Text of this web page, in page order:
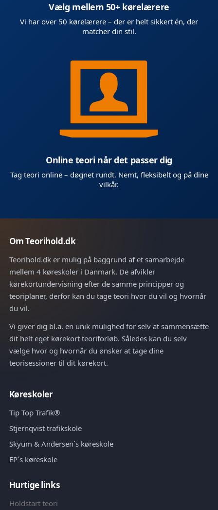
Vælg mellem 50+ kørelærere
Vi har over 50 kørelærere – der er helt sikkert én, der
matcher din stil.
Online teori når det passer dig
Tag teori online – døgnet rundt. Nemt, fleksibelt og på dine
vilkår.
Om Teorihold.dk
Teorihold.dk er mulig på baggrund af et samarbejde
mellem 4 køreskoler i Danmark. De afvikler
kørekortundervisning efter de samme principper og
teoriplaner, derfor kan du tage teori hvor du vil og hvornår
du vil.
Vi giver dig bl.a. en unik mulighed for selv at sammensætte
dit helt eget kørekort teoriforløb. Således kan du selv
vælge hvor og hvornår du ønsker at tage dine
teorisessioner til dit kørekort.
Køreskoler
Tip Top Trafik®
Stjernqvist trafikskole
Skyum & Andersen´s køreskole
EP´s køreskole
Hurtige links
Holdstart teori